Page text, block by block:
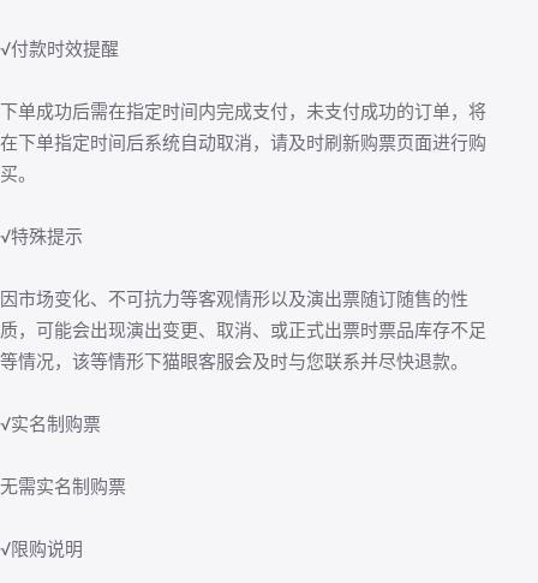
√付款时效提醒
下单成功后需在指定时间内完成支付，未支付成功的订单，将
在下单指定时间后系统自动取消，请及时刷新购票页面进行购
买。
√特殊提示
因市场变化、不可抗力等客观情形以及演出票随订随售的性
质，可能会出现演出变更、取消、或正式出票时票品库存不足
等情况，该等情形下猫眼客服会及时与您联系并尽快退款。
√实名制购票
无需实名制购票
√限购说明